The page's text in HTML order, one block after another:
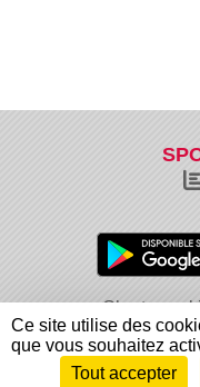
Charte
Informations légales
Envie de participer ?
Ce site utilise des
que vous souhaitez
Tout accepter